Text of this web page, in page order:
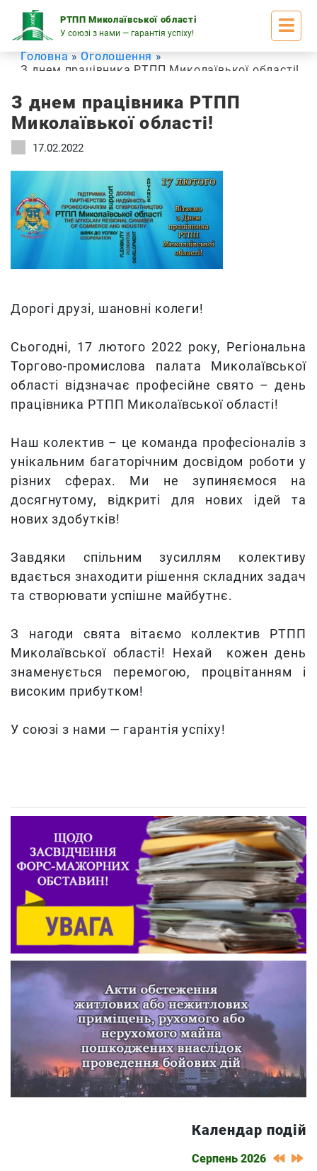
РТПП Миколаївської області
У союзі з нами — гарантія успіху!
content
Головна
Оголошення
З днем працівника РТПП Миколаївької області!
З днем працівника РТПП
Миколаївької області!
17.02.2022
Дорогі друзі, шановні колеги!
Сьогодні, 17 лютого 2022 року, Регіональна
Торгово-промислова палата Миколаївської
області відзначає професійне свято – день
працівника РТПП Миколаївської області!
Наш колектив – це команда професіоналів з
унікальним багаторічним досвідом роботи у
різних сферах. Ми не зупиняємося на
досягнутому, відкриті для нових ідей та
нових здобутків!
Завдяки спільним зусиллям колективу
вдається знаходити рішення складних задач
та створювати успішне майбутнє.
З нагоди свята вітаємо коллектив РТПП
Миколаївської області! Нехай кожен день
знаменується перемогою, процвітанням і
високим прибутком!
У союзі з нами — гарантія успіху!
Календар подій
Серпень 2026